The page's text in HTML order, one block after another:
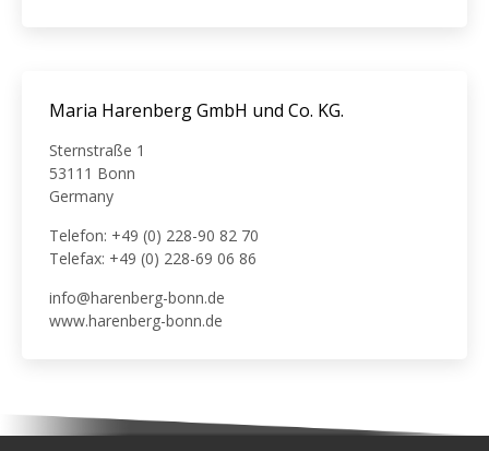
Maria Harenberg GmbH und Co. KG.
Sternstraße 1
53111 Bonn
Germany
Telefon: +49 (0) 228-90 82 70
Telefax: +49 (0) 228-69 06 86
info@harenberg-bonn.de
www.harenberg-bonn.de